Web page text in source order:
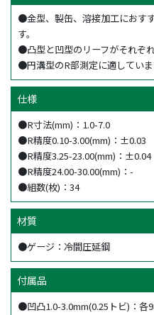
●金型、製缶、溶接加工におす
す。
●凸型と凹型のリーフがそれぞ
●円溝型のR部測定に適していま
仕様
●R寸法(mm)：1.0-7.0
●R精度0.10-3.00(mm)：±0.03
●R精度3.25-23.00(mm)：±0.04
●R精度24.00-30.00(mm)：-
●組数(枚)：34
材質
●ゲージ：冷間圧延鋼
付属品
●凹凸1.0-3.0mm(0.25トビ)：各